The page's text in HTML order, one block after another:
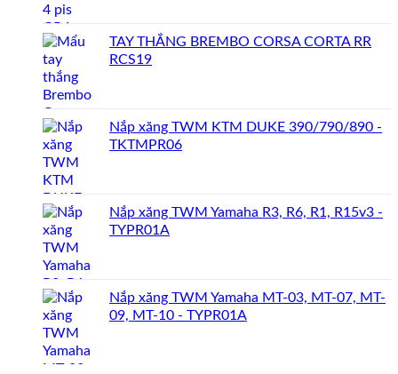
TAY THẮNG BREMBO CORSA CORTA RR
RCS19
Nắp xăng TWM KTM DUKE 390/790/890 -
TKTMPR06
Nắp xăng TWM Yamaha R3, R6, R1, R15v3 -
TYPR01A
Nắp xăng TWM Yamaha MT-03, MT-07, MT-
09, MT-10 - TYPR01A